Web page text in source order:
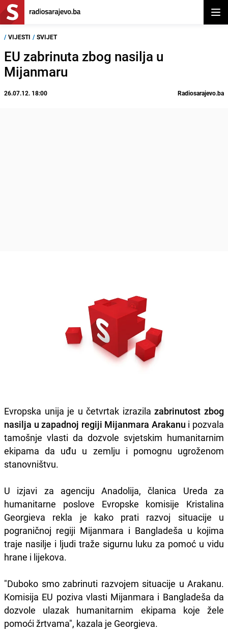
/ VIJESTI / SVIJET
EU zabrinuta zbog nasilja u
Mijanmaru
26.07.12. 18:00 Radiosarajevo.ba
Evropska unija je u četvrtak izrazilazabrinutost zbog
nasilja u zapadnoj regiji Mijanmara Arakanu i pozvala
tamošnje vlasti da dozvole svjetskim humanitarnim
ekipama da uđu u zemlju i pomognu ugroženom
stanovništvu.
U izjavi za agenciju Anadolija, članica Ureda za
humanitarne poslove Evropske komisije Kristalina
Georgieva rekla je kako prati razvoj situacije u
pograničnoj regiji Mijanmara i Bangladeša u kojima
traje nasilje i ljudi traže sigurnu luku za pomoć u vidu
hrane i lijekova.
"Duboko smo zabrinuti razvojem situacije u Arakanu.
Komisija EU poziva vlasti Mijanmara i Bangladeša da
dozvole ulazak humanitarnim ekipama koje žele
pomoći žrtvama", kazala je Georgieva.